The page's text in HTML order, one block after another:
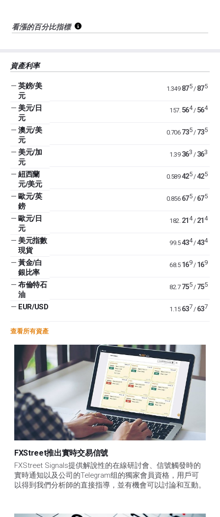
看漲的百分比指標
資產利率
— 英鎊/美
元
1.349 875/ 875
— 美元/日
元
157. 564/ 564
— 澳元/美
元
0.706 735/ 735
— 美元/加
元
1.39 363 / 363
— 紐西蘭
元/美元
0.589 425/425
— 歐元/英
鎊
0.856 675/ 675
— 歐元/日
元
182. 214/ 214
— 美元指數
現貨
99.5 434/434
— 黃金/白
銀比率
68.5 169/ 169
— 布倫特石
油
82.7 755/ 755
— EUR/USD 1.15 637 / 637
查看所有資產
FXStreet推出實時交易信號
FXStreet Signals提供解說性的在線研討會、信號觸發時的
實時通知以及公司的Telegram组的獨家會員資格，用戶可
以得到我們分析師的直接指導，並有機會可以討論和互動。